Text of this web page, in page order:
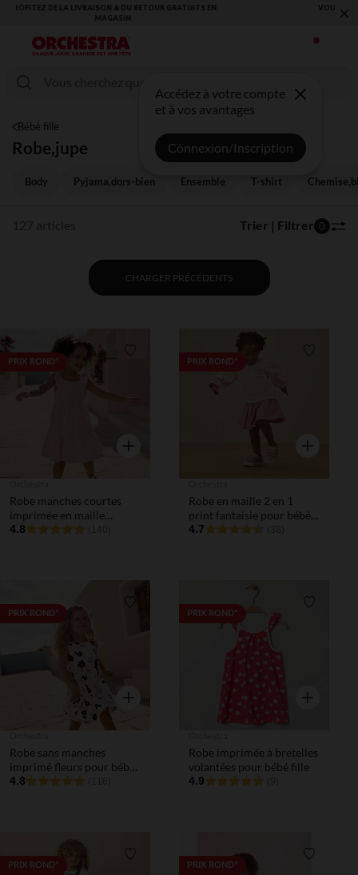
VOUS ALLEZ ADORER LA RENTRÉE ! DÉCOUVREZ LA NOUVELLE
×
Accédez à votre compte
et à vos avantages
Connexion/Inscription
Bébé fille
Robe,jupe
Body Pyjama,dors-bien Ensemble T-shirt
Trier | Filtrer 0
CHARGER PRÉCÉDENTS
PRIX ROND* Liste de souhaits
Aperçu rapide
Robe manches courtes
imprimée en maille
cloquée pour bébé fille
4.8
PRIX ROND*
Aperçu
Robe en maille 2 en 1
print fantaisie pour bébé
fille
4.7
PRIX ROND* Liste de souhaits
Aperçu rapide
Robe sans manches
imprimé fleurs pour bébé
fille
4.8
PRIX ROND*
Aperçu
Robe imprimée à bretelles
volantées pour bébé fille
4.9
PRIX ROND* Liste de souhaits
PRIX ROND*